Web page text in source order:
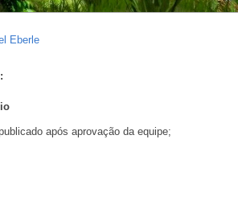
Eberle
após aprovação da equipe;